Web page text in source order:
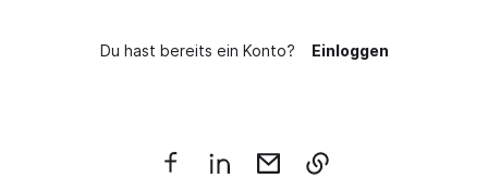
Du hast bereits ein Konto? Einloggen